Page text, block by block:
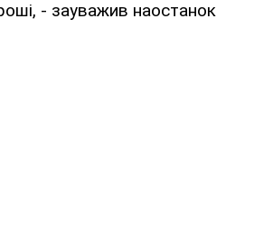
- зауважив наостанок